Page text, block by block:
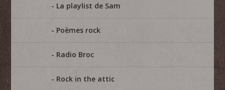
La playlist de Sam
Poèmes rock
Radio Broc
Rock in the attic